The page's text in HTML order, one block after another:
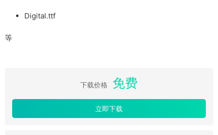
Digital.ttf
等
下载价格 免费
立即下载